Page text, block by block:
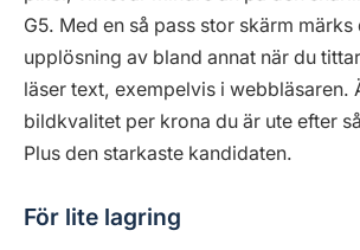
G5. Med en så pass stor skärm
upplösning av bland annat när du
läser text, exempelvis i webbläsaren.
bildkvalitet per krona du är ute efter
Plus den starkaste kandidaten.
För lite lagring